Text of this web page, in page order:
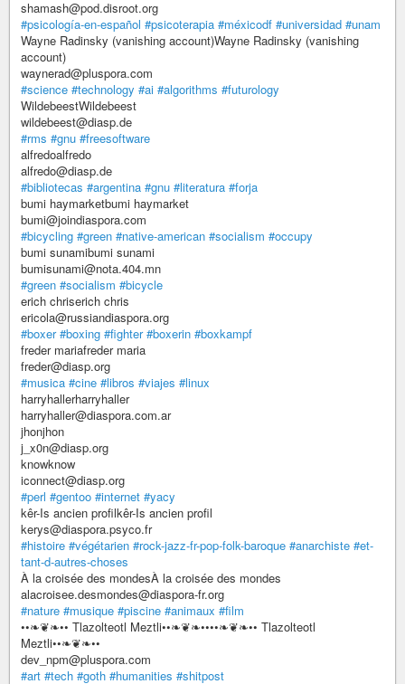
shamash@pod.disroot.org
#psicología-en-español #psicoterapia #méxicodf #universidad #unam
Wayne Radinsky (vanishing account)Wayne Radinsky (vanishing
account)
waynerad@pluspora.com
#science #technology #ai #algorithms #futurology
WildebeestWildebeest
wildebeest@diasp.de
#rms #gnu #freesoftware
alfredoalfredo
alfredo@diasp.de
#bibliotecas #argentina #gnu #literatura #forja
bumi haymarketbumi haymarket
bumi@joindiaspora.com
#bicycling #green #native-american #socialism #occupy
bumi sunamibumi sunami
bumisunami@nota.404.mn
#green #socialism #bicycle
erich chriserich chris
ericola@russiandiaspora.org
#boxer #boxing #fighter #boxerin #boxkampf
freder mariafreder maria
freder@diasp.org
#musica #cine #libros #viajes #linux
harryhallerharryhaller
harryhaller@diaspora.com.ar
jhonjhon
j_x0n@diasp.org
knowknow
iconnect@diasp.org
#perl #gentoo #internet #yacy
kêr-Is ancien profilkêr-Is ancien profil
kerys@diaspora.psyco.fr
#histoire #végétarien #rock-jazz-fr-pop-folk-baroque #anarchiste #et-
tant-d-autres-choses
À la croisée des mondesÀ la croisée des mondes
alacroisee.desmondes@diaspora-fr.org
#nature #musique #piscine #animaux #film
••❧❦❧•• Tlazolteotl Meztli••❧❦❧••••❧❦❧•• Tlazolteotl
Meztli••❧❦❧••
dev_npm@pluspora.com
#art #tech #goth #humanities #shitpost